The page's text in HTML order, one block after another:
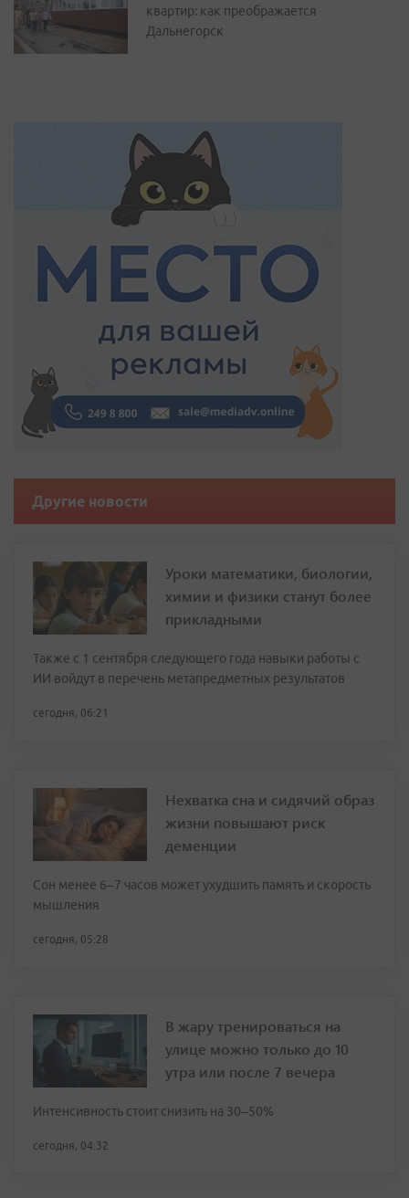
квартир: как преображается
Дальнегорск
Другие новости
Уроки математики, биологии,
химии и физики станут более
прикладными
Также с 1 сентября следующего года навыки работы с
ИИ войдут в перечень метапредметных результатов
сегодня, 06:21
Нехватка сна и сидячий образ
жизни повышают риск
деменции
Сон менее 6–7 часов может ухудшить память и скорость
мышления
сегодня, 05:28
В жару тренироваться на
улице можно только до 10
утра или после 7 вечера
Интенсивность стоит снизить на 30–50%
сегодня, 04:32